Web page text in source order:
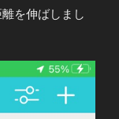
を伸ばしまし